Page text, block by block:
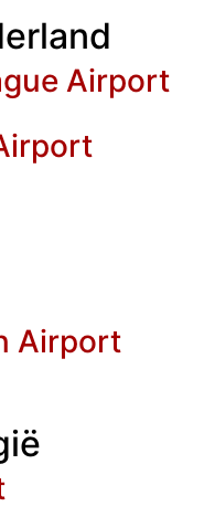
Airport
Airport